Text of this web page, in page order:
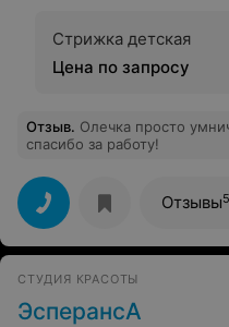
Стрижка детская
Цена по запросу
Отзыв. Олечка просто
спасибо за работу!
Отзывы
СТУДИЯ КРАСОТЫ
ЭсперансА